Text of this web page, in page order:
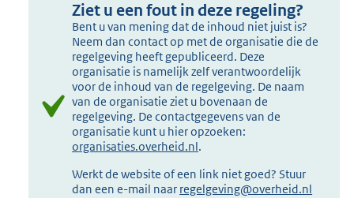
Ziet u een fout in deze regeling?
Bent u van mening dat de inhoud niet juist is?
Neem dan contact op met de organisatie die de
regelgeving heeft gepubliceerd. Deze
organisatie is namelijk zelf verantwoordelijk
voor de inhoud van de regelgeving. De naam
van de organisatie ziet u bovenaan de
regelgeving. De contactgegevens van de
organisatie kunt u hier opzoeken:
organisaties.overheid.nl.
Werkt de website of een link niet goed? Stuur
dan een e-mail naar regelgeving@overheid.nl